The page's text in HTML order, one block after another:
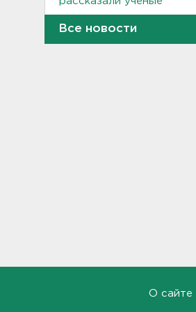
пострадали дети
Все новости
О сайте